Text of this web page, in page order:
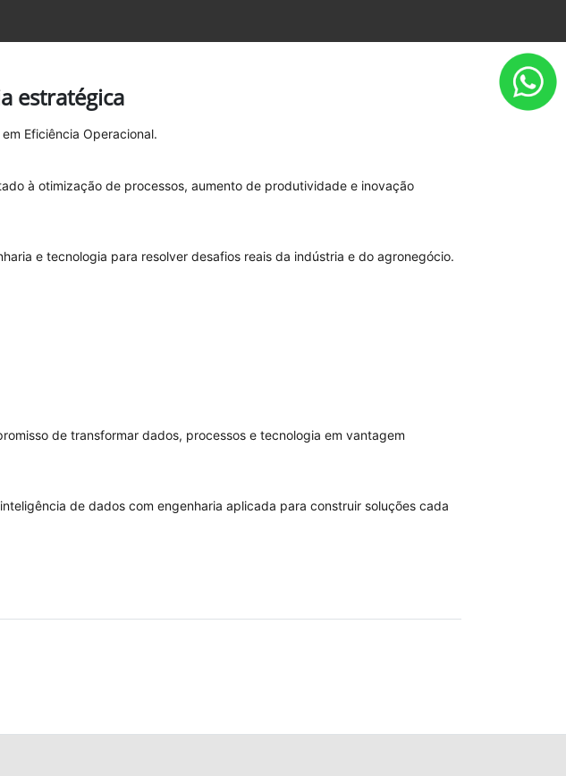
estratégica
Eficiência Operacional.
à otimização de processos, aumento de produtividade e inovação
e tecnologia para resolver desafios reais da indústria e do agronegócio.
de transformar dados, processos e tecnologia em vantagem
de dados com engenharia aplicada para construir soluções cada